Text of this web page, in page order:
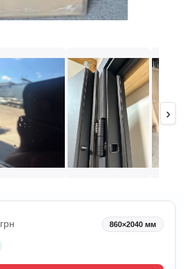
›
грн 860×2040 мм